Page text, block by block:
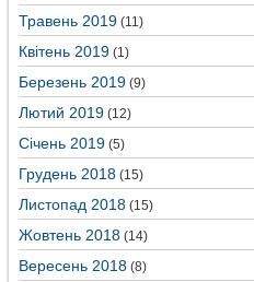
Травень 2019 (11)
Квітень 2019 (1)
Березень 2019 (9)
Лютий 2019 (12)
Січень 2019 (5)
Грудень 2018 (15)
Листопад 2018 (15)
Жовтень 2018 (14)
Вересень 2018 (8)